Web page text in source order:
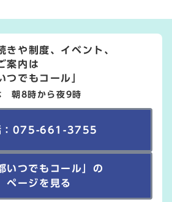
きや制度、イベント、
案内は
つでもコール」
朝8時から夜9時
：075-661-3755
いつでもコール」の
ページを見る